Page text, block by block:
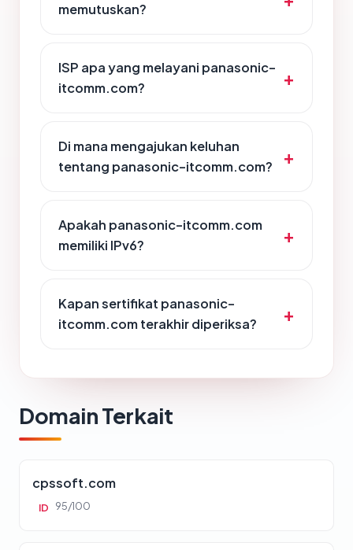
memutuskan?
ISP apa yang melayani panasonic-
itcomm.com?
Di mana mengajukan keluhan
tentang panasonic-itcomm.com?
Apakah panasonic-itcomm.com
memiliki IPv6?
Kapan sertifikat panasonic-
itcomm.com terakhir diperiksa?
Domain Terkait
cpssoft.com
ID 95/100